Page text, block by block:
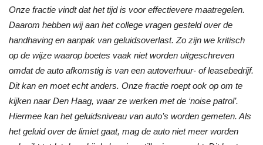
Onze fractie vindt dat het tijd is voor effectievere maatregelen.
Daarom hebben wij aan het college vragen gesteld over de
handhaving en aanpak van geluidsoverlast. Zo zijn we kritisch
op de wijze waarop boetes vaak niet worden uitgeschreven
omdat de auto afkomstig is van een autoverhuur- of leasebedrijf.
Dit kan en moet echt anders. Onze fractie roept ook op om te
kijken naar Den Haag, waar ze werken met de ‘noise patrol’.
Hiermee kan het geluidsniveau van auto’s worden gemeten. Als
het geluid over de limiet gaat, mag de auto niet meer worden